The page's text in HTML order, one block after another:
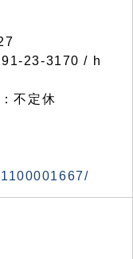
23-3170 / h
不定休